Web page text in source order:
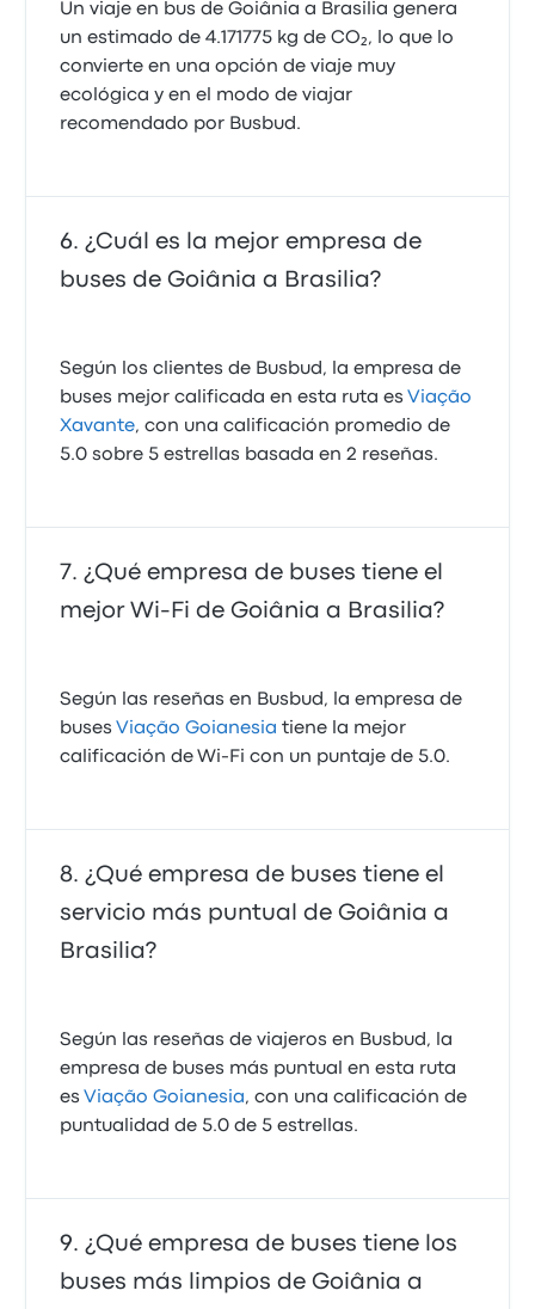
Un viaje en bus de Goiânia a Brasilia genera
un estimado de 4.171775 kg de CO₂, lo que lo
convierte en una opción de viaje muy
ecológica y en el modo de viajar
recomendado por Busbud.
¿Cuál es la mejor empresa de
buses de Goiânia a Brasilia?
Según los clientes de Busbud, la empresa de
buses mejor calificada en esta ruta es Viação
Xavante, con una calificación promedio de
5.0 sobre 5 estrellas basada en 2 reseñas.
¿Qué empresa de buses tiene el
mejor Wi-Fi de Goiânia a Brasilia?
Según las reseñas en Busbud, la empresa de
buses Viação Goianesia tiene la mejor
calificación de Wi‑Fi con un puntaje de 5.0.
¿Qué empresa de buses tiene el
servicio más puntual de Goiânia a
Brasilia?
Según las reseñas de viajeros en Busbud, la
empresa de buses más puntual en esta ruta
es Viação Goianesia, con una calificación de
puntualidad de 5.0 de 5 estrellas.
¿Qué empresa de buses tiene los
buses más limpios de Goiânia a